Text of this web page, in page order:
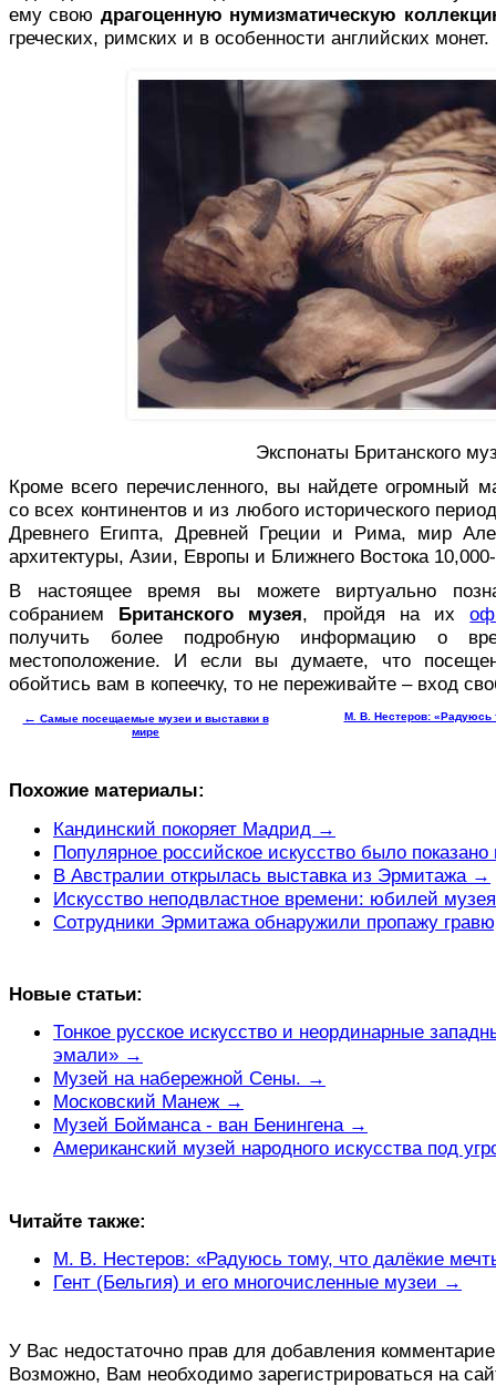
ему свою драгоценную нумизматическую
греческих, римских и в особенности английских монет.
Экспонаты Британского
Кроме всего перечисленного, вы найдете огромный
со всех континентов и из любого исторического
Древнего Египта, Древней Греции и Рима, мир
архитектуры, Азии, Европы и Ближнего Востока
В настоящее время вы можете виртуально
собранием Британского музея, пройдя на их
получить более подробную информацию о
местоположение. И если вы думаете, что
обойтись вам в копеечку, то не переживайте – вход
← Самые посещаемые музеи и выставки в
мире
М. В. Нестеров: «Радуюсь
Похожие материалы:
Кандинский покоряет Мадрид →
Популярное российское искусство было
В Австралии открылась выставка из Эрмитажа →
Искусство неподвластное времени: юбилей
Сотрудники Эрмитажа обнаружили пропажу
Новые статьи:
Тонкое русское искусство и неординарные
эмали» →
Музей на набережной Сены. →
Московский Манеж →
Музей Бойманса - ван Бенингена →
Американский музей народного искусства под
Читайте также:
М. В. Нестеров: «Радуюсь тому, что далёкие
Гент (Бельгия) и его многочисленные музеи →
У Вас недостаточно прав для добавления
Возможно, Вам необходимо зарегистрироваться на